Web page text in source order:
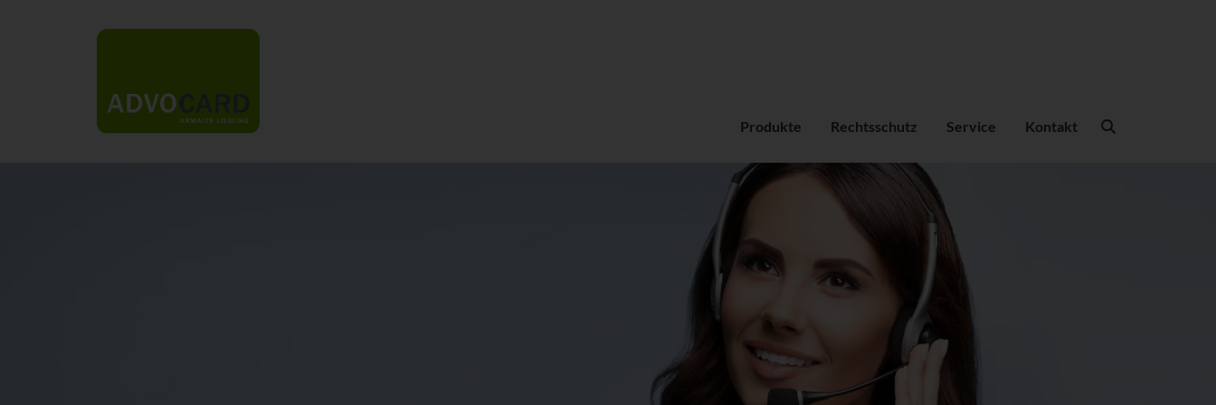
Produkte Rechtsschutz Service Kontakt